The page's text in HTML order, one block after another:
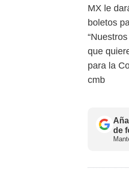
MX le
boletos
que
para la
cmb
de